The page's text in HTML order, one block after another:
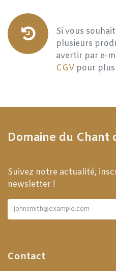
Si vous
plusieurs
avertir par e-
CGV pour
Domaine du Chant
Suivez notre actualité,
newsletter !
Contact